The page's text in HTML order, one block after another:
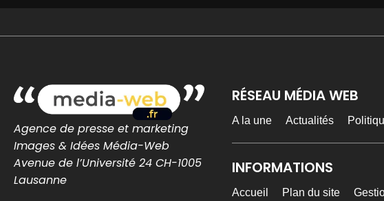
Agence de presse et marketing
Images & Idées Média-Web
Avenue de l’Université 24 CH-1005
Lausanne
RÉSEAU MÉDIA WEB
A la une Actualités
INFORMATIONS
Accueil Plan du site